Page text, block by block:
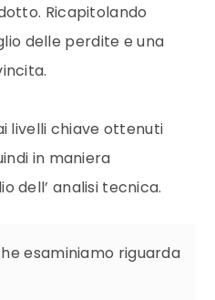
Ricapitolando
delle perdite e una
livelli chiave ottenuti
in maniera
dell’ analisi tecnica.
esaminiamo riguarda